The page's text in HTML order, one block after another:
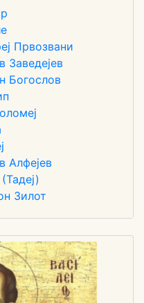
Првозвани
Заведејев
Богослов
Алфејев
Зилот